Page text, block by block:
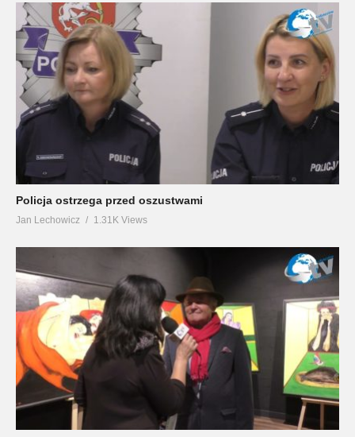
Policja ostrzega przed oszustwami
Jan Lechowicz 1.31K Views